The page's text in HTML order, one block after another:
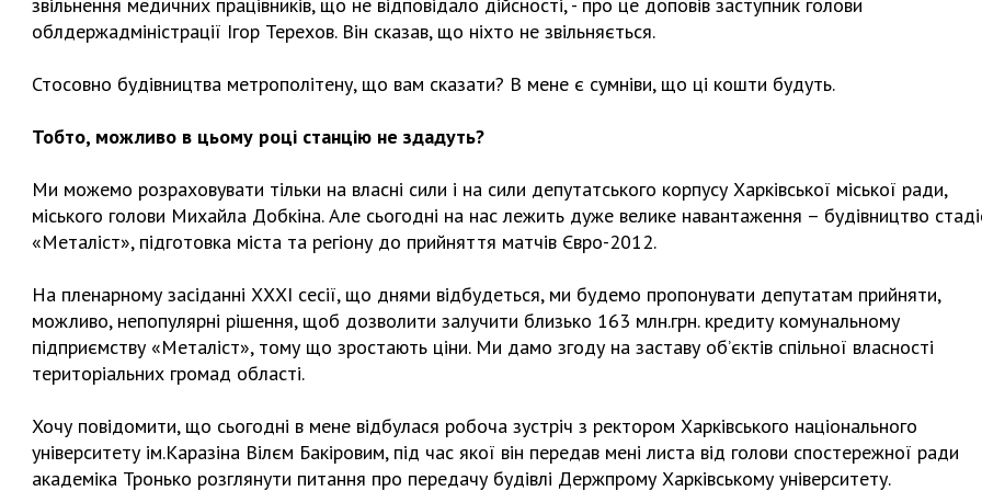
облдержадміністрації Ігор Терехов. Він сказав, що ніхто не звільняється.
Стосовно будівництва метрополітену, що вам сказати? В мене є сумніви, що ці кошти будуть.
Тобто, можливо в цьому році станцію не здадуть?
Ми можемо розраховувати тільки на власні сили і на сили депутатського корпусу Харківської міської ради,
міського голови Михайла Добкіна. Але сьогодні на нас лежить дуже велике навантаження – будівництво
«Металіст», підготовка міста та регіону до прийняття матчів Євро-2012.
На пленарному засіданні ХХХІ сесії, що днями відбудеться, ми будемо пропонувати депутатам прийняти,
можливо, непопулярні рішення, щоб дозволити залучити близько 163 млн.грн. кредиту комунальному
підприємству «Металіст», тому що зростають ціни. Ми дамо згоду на заставу об’єктів спільної власності
територіальних громад області.
Хочу повідомити, що сьогодні в мене відбулася робоча зустріч з ректором Харківського національного
університету ім.Каразіна Вілєм Бакіровим, під час якої він передав мені листа від голови спостережної ради
академіка Тронько розглянути питання про передачу будівлі Держпрому Харківському університету.